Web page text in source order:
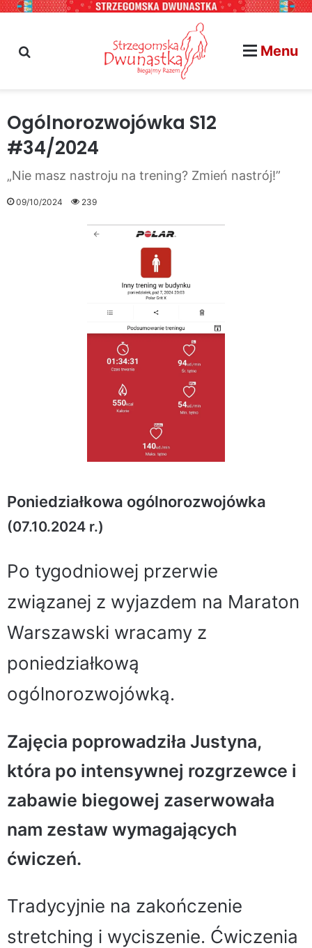
szukaj na stronie... Menu
Ogólnorozwojówka S12
#34/2024
„Nie masz nastroju na trening? Zmień nastrój!”
09/10/2024 239
Poniedziałkowa ogólnorozwojówka
(07.10.2024 r.)
Po tygodniowej przerwie
związanej z wyjazdem na Maraton
Warszawski wracamy z
poniedziałkową
ogólnorozwojówką.
Zajęcia poprowadziła Justyna,
która po intensywnej rozgrzewce i
zabawie biegowej zaserwowała
nam zestaw wymagających
ćwiczeń.
Tradycyjnie na zakończenie
stretching i wyciszenie. Ćwiczenia